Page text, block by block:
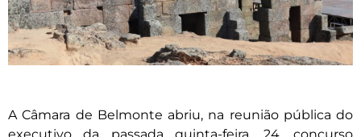
A Câmara de Belmonte abriu, na reunião pública do